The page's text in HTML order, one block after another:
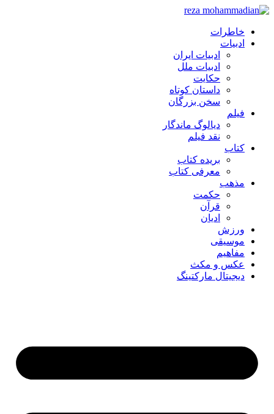
خاطرات
ادبیات
ادبیات ایران
ادبیات ملل
حکایت
داستان کوتاه
سخن بزرگان
فیلم
دیالوگ ماندگار
نقد فیلم
کتاب
بریده کتاب
معرفی کتاب
مذهب
حکمت
قرآن
ادیان
ورزش
موسیقی
مفاهیم
عکس و مکث
دیجیتال مارکتینگ